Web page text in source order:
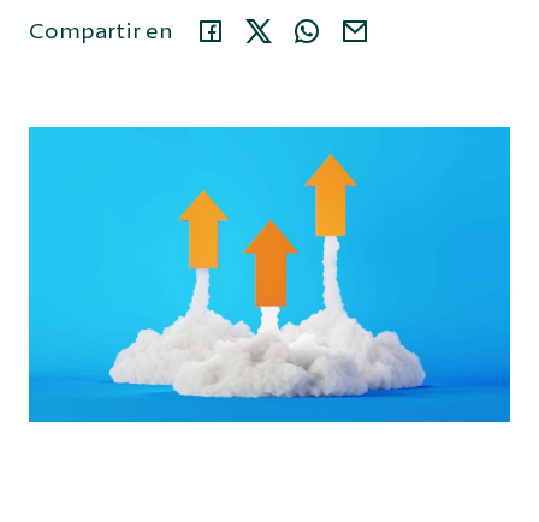
914 35 24 86
Compartir en